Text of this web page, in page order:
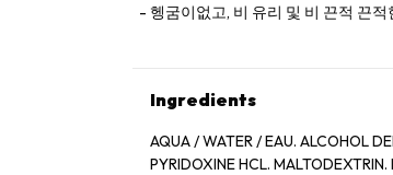
헹굼이없고, 비 유리 및 비 끈적 끈적
Ingredients
AQUA / WATER / EAU. ALCOHOL
PYRIDOXINE HCL.